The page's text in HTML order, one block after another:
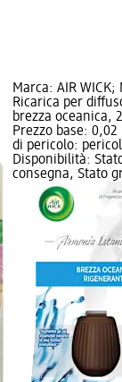
Marca: AIR
Ricarica per
brezza oceanica,
Prezzo base:
di pericolo:
Disponibilità:
consegna, Stato